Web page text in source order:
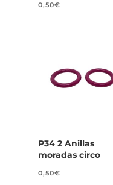
0,50€
P34 2 Anillas
moradas circo
0,50€